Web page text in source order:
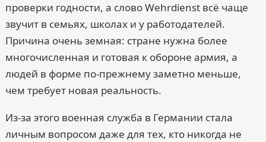
проверки годности, а слово Wehr­dienst всё чаще
звучит в семьях, школах и у работодателей.
Причина очень земная: стране нужна более
многочисленная и готовая к обороне армия, а
людей в форме по-прежнему заметно меньше,
чем требует новая реальность.
Из-за этого военная служба в Германии стала
личным вопросом даже для тех, кто никогда не